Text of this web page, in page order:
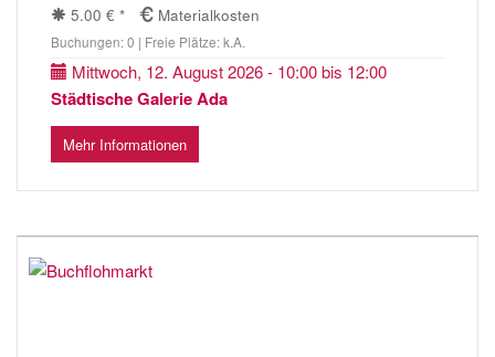
5.00 € *
Materialkosten
Buchungen: 0 | Freie Plätze: k.A.
Mittwoch, 12. August 2026 - 10:00 bis 12:00
Städtische Galerie Ada
Mehr Informationen